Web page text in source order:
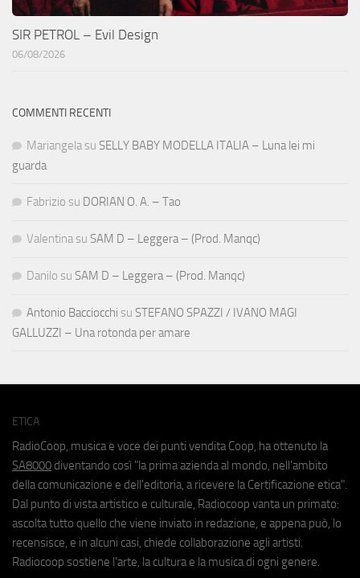
SIR PETROL – Evil Design
06/08/2026
COMMENTI RECENTI
Mariangela su SELLY BABY MODELLA ITALIA – Luna lei mi
guarda
Fabrizio su DORIAN O. A. – Tao
Valentina su SAM D – Leggera – (Prod. Manqc)
Danilo su SAM D – Leggera – (Prod. Manqc)
Antonio Bacciocchi su STEFANO SPAZZI / IVANO MAGI
GALLUZZI – Una rotonda per amare
ETICA
RadioCoop, musica e voce dei punti vendita Coop, ha ottenuto la
SA8000 diventando così "la prima azienda al mondo, nell'ambito
della comunicazione e dell'editoria, a ricevere la Certificazione etica".
Dal punto di vista artistico e culturale, Radiocoop vanta un primato:
ascolta tutto quello che viene inviato in redazione, e appena può, lo
recensisce, e in alcuni casi, chiede collaborazione agli artisti.
Radiocoop sostiene l'arte, la cultura e la musica di ogni genere.